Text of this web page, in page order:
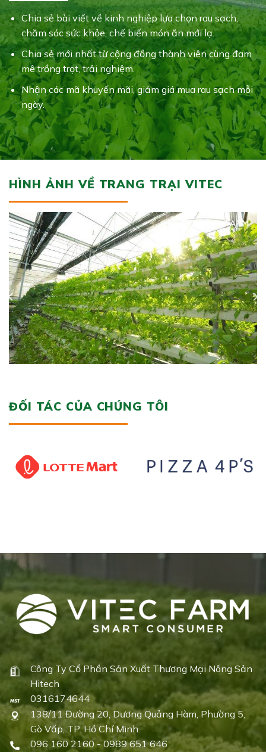
Chia sẻ bài viết về kinh nghiệp lựa chọn rau sạch,
chăm sóc sức khỏe, chế biến món ăn mới lạ.
Chia sẻ mới nhất từ cộng đồng thành viên cùng đam
mê trồng trọt, trải nghiệm.
Nhận các mã khuyến mãi, giảm giá mua rau sạch mỗi
ngày.
HÌNH ẢNH VỀ TRANG TRẠI VITEC
ĐỐI TÁC CỦA CHÚNG TÔI
Công Ty Cổ Phần Sản Xuất Thương Mại Nông Sản
Hitech
0316174644
138/11 Đường 20, Dương Quảng Hàm, Phường 5,
Gò Vấp, TP. Hồ Chí Minh.
096 160 2160 - 0989 651 646